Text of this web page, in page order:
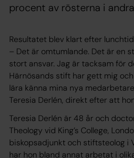
procent av rösterna i
Resultatet blev klart efter
– Det är omtumlande. Det är en
stort ansvar. Jag är tacksam för
Härnösands stift har gett mig
lära känna mina nya
Teresia Derlén, direkt efter att
Teresia Derlén är 48 år och
Theology vid King’s College,
biskopsadjunkt och stiftsteolog i
har hon bland annat arbetat i